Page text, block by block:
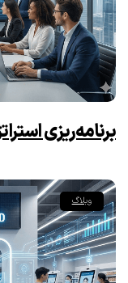
برنامه‌ریزی
وبلاگ